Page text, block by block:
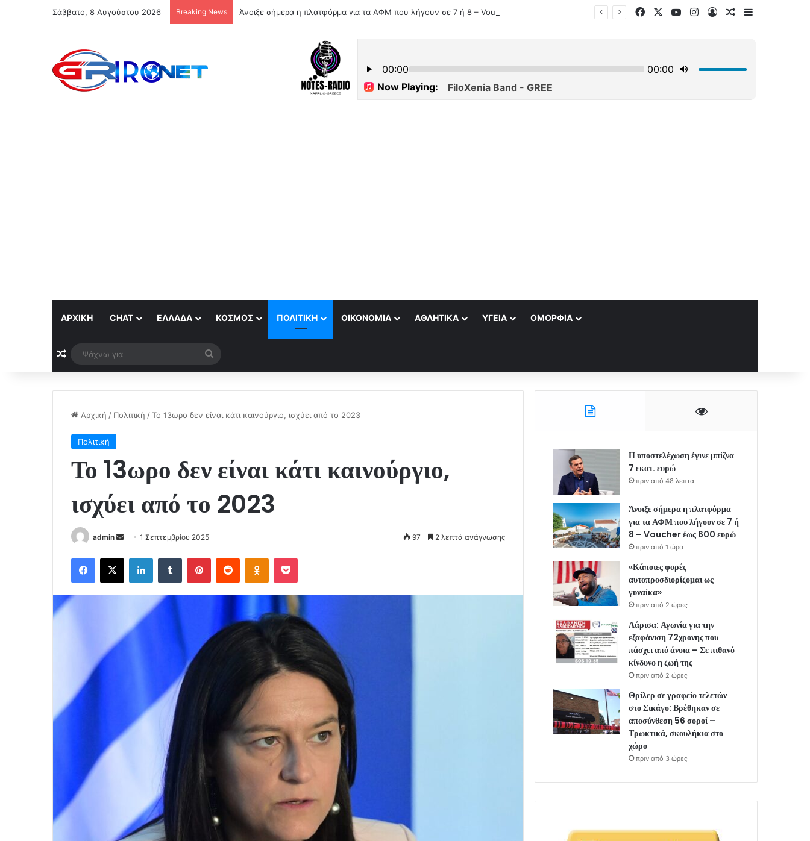
Σάββατο, 8 Αυγούστου 2026 Breaking News Άνοιξε σήμερα η πλατφόρμα για τα ΑΦΜ που λήγουν σε 7 ή 8 – Voucher έως 600 ευρώ FacebookYouTubeInstagram
Log InΤυχαίο άρθρο
Sidebar
ΑΡΧΙΚΉ CHAT ΕΛΛΆΔΑ ΚΌΣΜΟΣ ΠΟΛΙΤΙΚΉ ΟΙΚΟΝΟΜΊΑ ΑΘΛΗΤΙΚΆ ΥΓΕΊΑ ΟΜΟΡΦΊΑ
Τυχαίο άρθρο
για
Αρχική / Πολιτική /Το 13ωρο δεν είναι κάτι καινούργιο, ισχύει από το 2023
Πολιτική
Το 13ωρο δεν είναι κάτι καινούργιο,
ισχύει από το 2023
admin
Send
email
1 Σεπτεμβρίου 2025 97 2 λεπτά ανάγνωσης
Facebook
X LinkedInTumblr PinterestReddit Odnoklassniki
Pocket
Η υποστελέχωση έγινε μπίζνα
7 εκατ. ευρώ
πριν από 48 λεπτά
Άνοιξε σήμερα η πλατφόρμα
για τα ΑΦΜ που λήγουν σε 7 ή
8 – Voucher έως 600 ευρώ
πριν από 1 ώρα
«Κάποιες φορές
αυτοπροσδιορίζομαι ως
γυναίκα»
πριν από 2 ώρες
Λάρισα: Αγωνία για την
εξαφάνιση 72χρονης που
πάσχει από άνοια – Σε πιθανό
κίνδυνο η ζωή της
πριν από 2 ώρες
Θρίλερ σε γραφείο τελετών
στο Σικάγο: Βρέθηκαν σε
αποσύνθεση 56 σοροί –
Τρωκτικά, σκουλήκια στο
χώρο
πριν από 3 ώρες